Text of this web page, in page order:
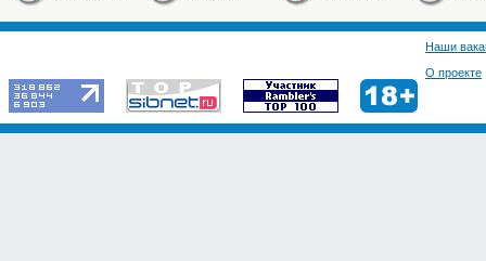
Наши
О проекте